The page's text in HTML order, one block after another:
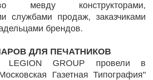
мевду конструкторами,
службами продаж, заказчиками
брендов.
ДЛЯ ПЕЧАТНИКОВ
LEGION GROUP провели в
Газетная Типография"